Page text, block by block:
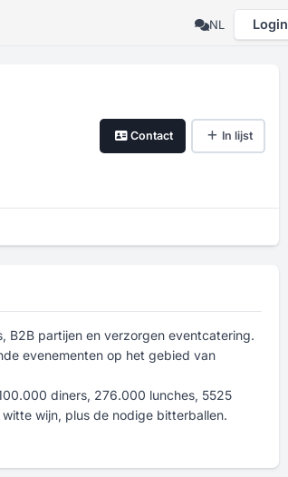
NL Login
Contact In lijst
B2B partijen en verzorgen eventcatering.
evenementen op het gebied van
diners, 276.000 lunches, 5525
wijn, plus de nodige bitterballen.